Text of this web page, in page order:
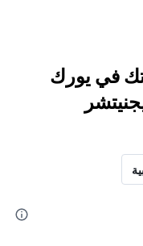
في يورك